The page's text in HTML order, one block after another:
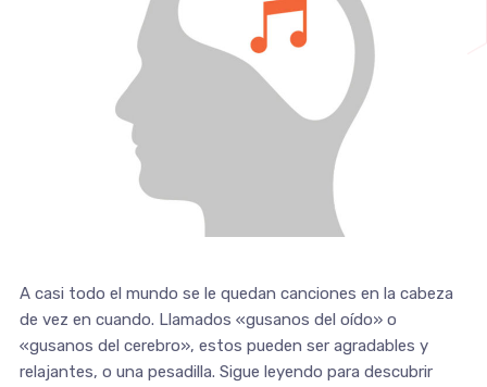
A casi todo el mundo se le quedan canciones en la cabeza
de vez en cuando. Llamados «gusanos del oído» o
«gusanos del cerebro», estos pueden ser agradables y
relajantes, o una pesadilla. Sigue leyendo para descubrir